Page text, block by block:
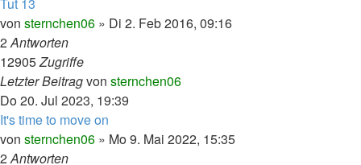
von sternchen06 » Di 2. Feb 2016, 09:16
2Antworten
12905Zugriffe
Letzter Beitragvon sternchen06
Do 20. Jul 2023, 19:39
It's time to move on
von sternchen06 » Mo 9. Mai 2022, 15:35
2Antworten